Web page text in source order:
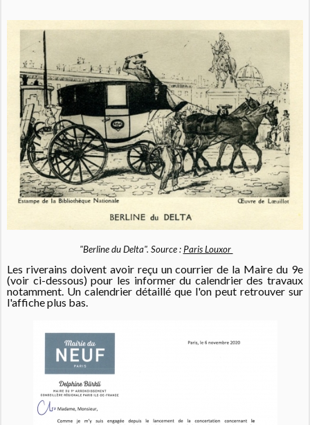
"Berline du Delta". Source : Paris Louxor
Les riverains doivent avoir reçu un courrier de la Maire du 9e
(voir ci-dessous) pour les informer du calendrier des travaux
notamment. Un calendrier détaillé que l'on peut retrouver sur
l'affiche plus bas.